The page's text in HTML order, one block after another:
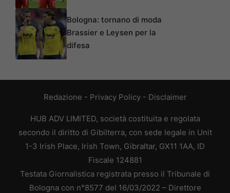
Bologna: tornano di moda
Brassier e Leysen per la
difesa
Redazione - Privacy Policy- Disclaimer
HUB ADV LIMITED, società costituita e regolata
secondo il diritto di Gibilterra, con sede legale in Unit
1-3 Irish Place, Irish Town, Gibraltar, GX11 1AA, ID
Fiscale 124881
Testata Giornalistica registrata presso il Tribunale di
Bologna con n°8577 del 16/03/2022 – Direttore